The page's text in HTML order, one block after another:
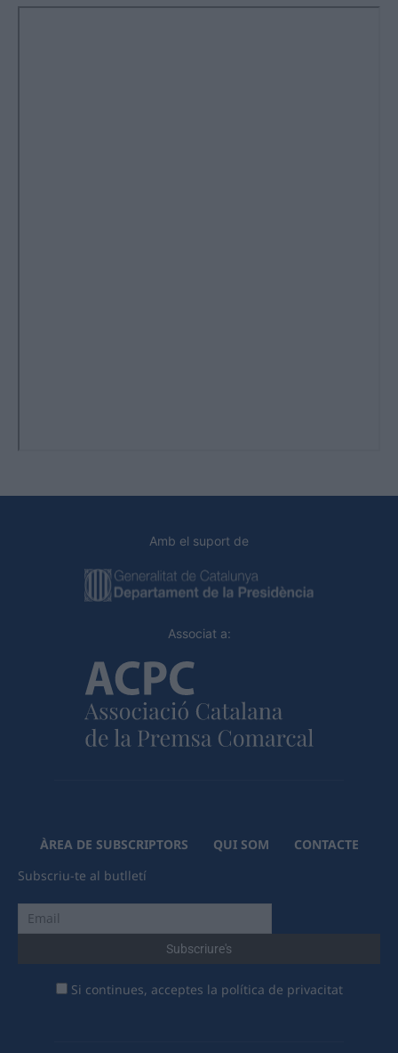
Amb el suport de
Associat a:
ÀREA DE SUBSCRIPTORS QUI SOM
CONTACTE
Subscriu-te al butlletí
Si continues, acceptes la política de privacitat